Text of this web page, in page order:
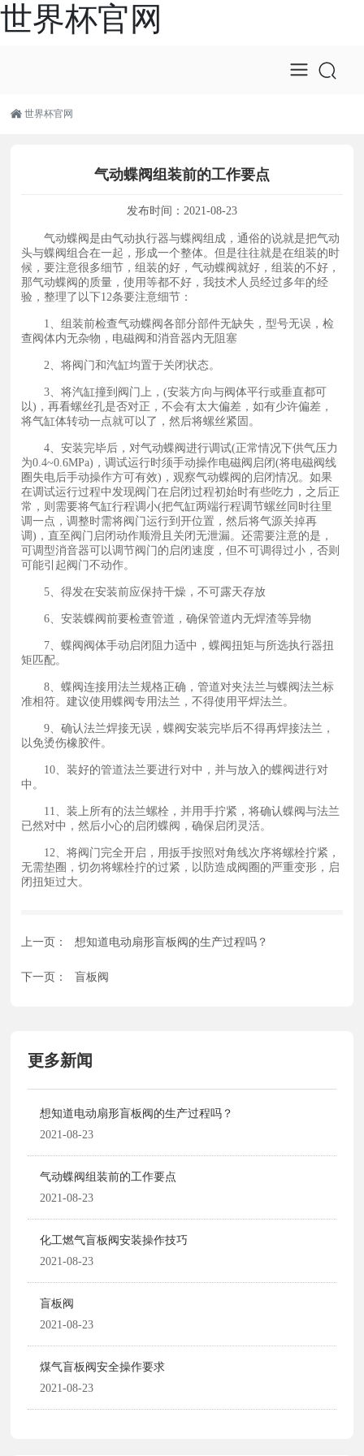
世界杯官网
世界杯官网
气动蝶阀组装前的工作要点
发布时间： 2021-08-23
气动蝶阀是由气动执行器与蝶阀组成，通俗的说就是把气动
头与蝶阀组合在一起，形成一个整体。但是往往就是在组装的时
候，要注意很多细节，组装的好，气动蝶阀就好，组装的不好，
那气动蝶阀的质量，使用等都不好，我技术人员经过多年的经
验，整理了以下12条要注意细节：
1、组装前检查气动蝶阀各部分部件无缺失，型号无误，检
查阀体内无杂物，电磁阀和消音器内无阻塞
2、将阀门和汽缸均置于关闭状态。
3、将汽缸撞到阀门上，(安装方向与阀体平行或垂直都可
以)，再看螺丝孔是否对正，不会有太大偏差，如有少许偏差，
将气缸体转动一点就可以了，然后将螺丝紧固。
4、安装完毕后，对气动蝶阀进行调试(正常情况下供气压力
为0.4~0.6MPa)，调试运行时须手动操作电磁阀启闭(将电磁阀线
圈失电后手动操作方可有效)，观察气动蝶阀的启闭情况。如果
在调试运行过程中发现阀门在启闭过程初始时有些吃力，之后正
常，则需要将气缸行程调小(把气缸两端行程调节螺丝同时往里
调一点，调整时需将阀门运行到开位置，然后将气源关掉再
调)，直至阀门启闭动作顺滑且关闭无泄漏。还需要注意的是，
可调型消音器可以调节阀门的启闭速度，但不可调得过小，否则
可能引起阀门不动作。
5、得发在安装前应保持干燥，不可露天存放
6、安装蝶阀前要检查管道，确保管道内无焊渣等异物
7、蝶阀阀体手动启闭阻力适中，蝶阀扭矩与所选执行器扭
矩匹配。
8、蝶阀连接用法兰规格正确，管道对夹法兰与蝶阀法兰标
准相符。建议使用蝶阀专用法兰，不得使用平焊法兰。
9、确认法兰焊接无误，蝶阀安装完毕后不得再焊接法兰，
以免烫伤橡胶件。
10、装好的管道法兰要进行对中，并与放入的蝶阀进行对
中。
11、装上所有的法兰螺栓，并用手拧紧，将确认蝶阀与法兰
已然对中，然后小心的启闭蝶阀，确保启闭灵活。
12、将阀门完全开启，用扳手按照对角线次序将螺栓拧紧，
无需垫圈，切勿将螺栓拧的过紧，以防造成阀圈的严重变形，启
闭扭矩过大。
上一页： 想知道电动扇形盲板阀的生产过程吗？
下一页： 盲板阀
更多新闻
想知道电动扇形盲板阀的生产过程吗？
2021-08-23
气动蝶阀组装前的工作要点
2021-08-23
化工燃气盲板阀安装操作技巧
2021-08-23
盲板阀
2021-08-23
煤气盲板阀安全操作要求
2021-08-23